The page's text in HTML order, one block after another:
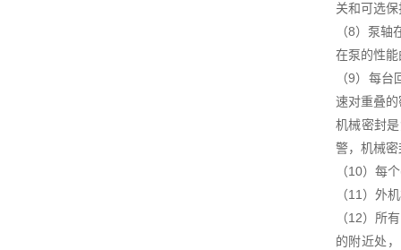
关和可选
（8）泵
在泵的性
（9）每
速对重叠
机械密封
警，机械
（10）每
（11）外
（12）所
的附近处